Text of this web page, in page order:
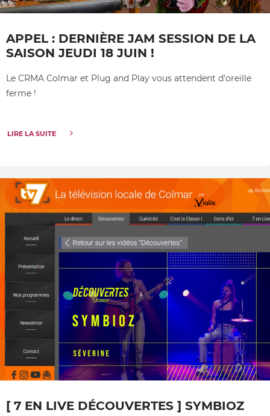
APPEL : DERNIÈRE JAM SESSION DE LA
SAISON JEUDI 18 JUIN !
Le CRMA Colmar et Plug and Play vous attendent d'oreille
ferme !
LIRE LA SUITE
[ 7 EN LIVE DÉCOUVERTES ] SYMBIOZ